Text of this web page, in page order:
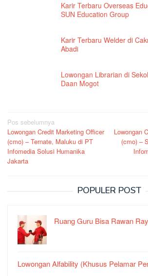
Karir Terbaru Overseas
SUN Education Group
Karir Terbaru Welder di
Abadi
Lowongan Librarian di
Daan Mogot
Navigasi
pos
Pos sebelumnya
Lowongan Credit Marketing Officer
(cmo) – Ternate, Maluku di PT
Infomedia Solusi Humanika
Jakarta
Lowongan
(cmo) –
POPULER POST
Ruang Guru Bisa Rawan
Lowongan Alfability (Khusus Pelamar